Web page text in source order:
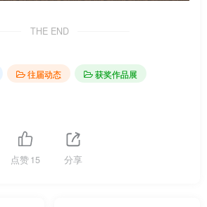
THE END
往届动态 获奖作品展
点赞15 分享